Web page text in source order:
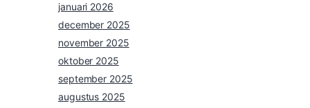
januari 2026
december 2025
november 2025
oktober 2025
september 2025
augustus 2025